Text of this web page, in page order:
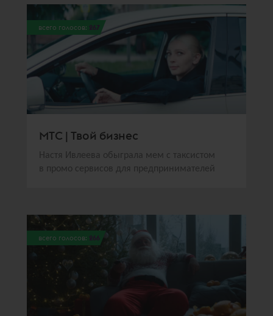
всего голосов: 267
МТС | Твой бизнес
Настя Ивлеева обыграла мем с таксистом
в промо сервисов для предпринимателей
всего голосов: 266